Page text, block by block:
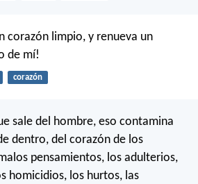
corazón limpio, y renueva un
de mí!
corazón
sale del hombre, eso contamina
dentro, del corazón de los
pensamientos, los adulterios,
homicidios, los hurtos, las